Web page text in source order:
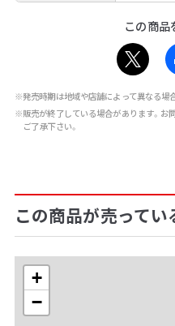
この商品
※発売時期は地域や店舗によって異なる場
※販売が終了している場合があります。お
ご了承下さい。
この商品が売ってい
+
−